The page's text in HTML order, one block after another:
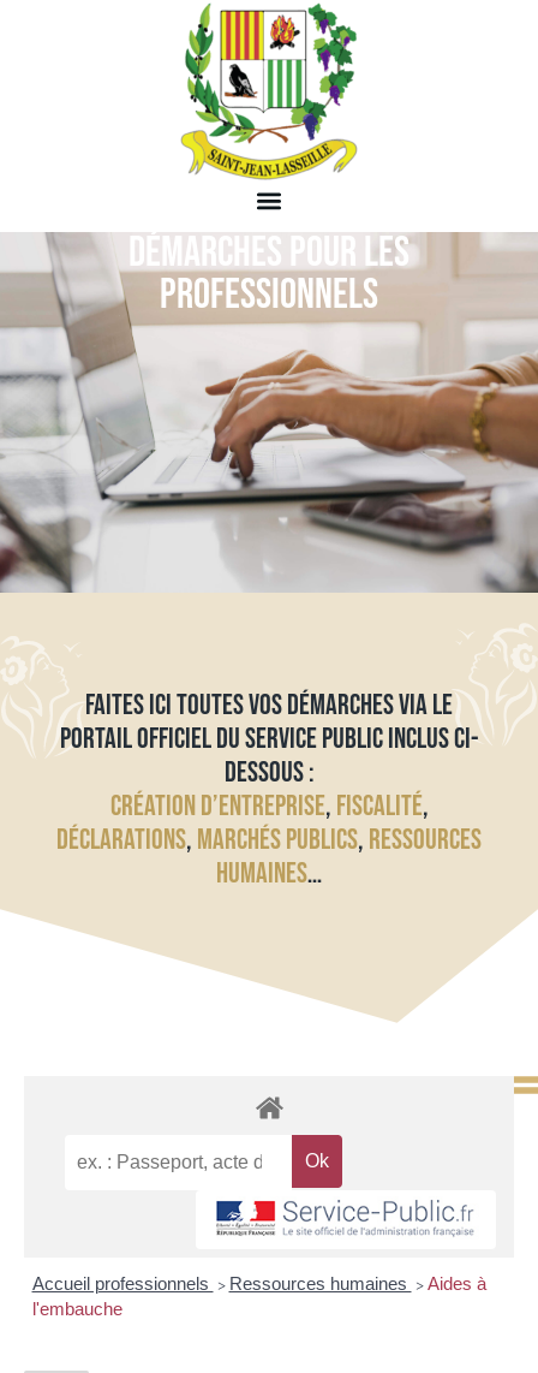
DÉMARCHES POUR LES
PROFESSIONNELS
FAITES ICI TOUTES VOS DÉMARCHES VIA LE
PORTAIL OFFICIEL DU SERVICE PUBLIC INCLUS CI-
DESSOUS :
CRÉATION D’ENTREPRISE, FISCALITÉ,
DÉCLARATIONS, MARCHÉS PUBLICS, RESSOURCES
HUMAINES…
Accueil professionnels > Ressources humaines > Aides à
l'embauche